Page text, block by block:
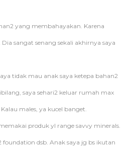
yang membahayakan. Karena
sangat senang sekali akhirnya saya
tidak mau anak saya ketepa bahan2
saya sehari2 keluar rumah max
males, ya kucel banget.
produk yl range savvy minerals.
foundation dsb. Anak saya jg bs ikutan